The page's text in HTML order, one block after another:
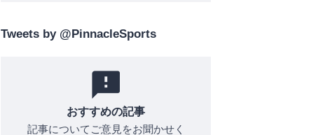
Tweets by @PinnacleSports
おすすめの記事
記事についてご意見をお聞かせく